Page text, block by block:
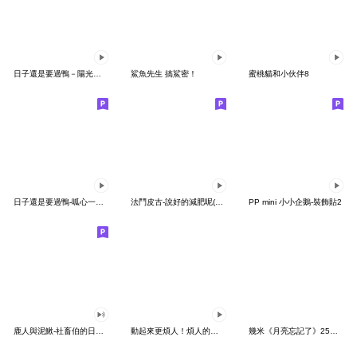
鯊魚先生 搞鯊密！ 蜜桃貓和小伙伴8
日子還是要過鴨-呱心一下鴨 法鬥皮古-說好的減肥呢(第15彈) PP mini 小小企鵝-裝飾貼2
幾米《月亮忘記了》25周年 x 晴天P莉